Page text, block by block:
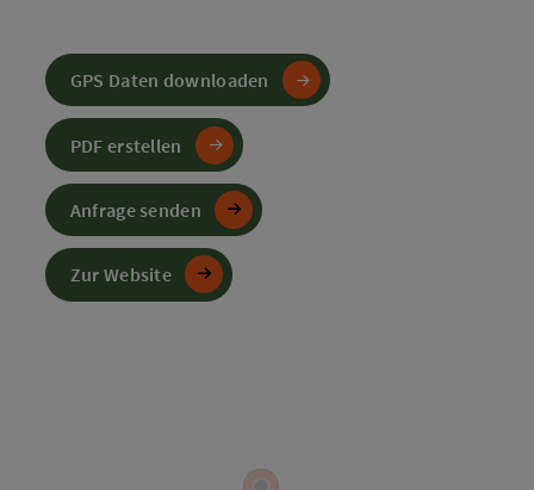
GPS Daten downloaden
PDF erstellen
Anfrage senden
Zur Website